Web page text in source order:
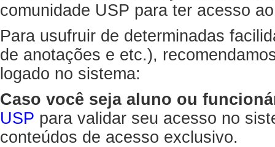
comunidade USP para ter acesso
Para usufruir de determinadas
de anotações e etc.),
logado no sistema:
Caso você seja aluno ou
USP para validar seu acesso no
conteúdos de acesso exclusivo.